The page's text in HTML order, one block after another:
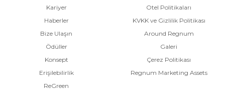
Kariyer
Haberler
Bize Ulaşın
Ödüller
Konsept
Erişilebilirlik
ReGreen
Otel Politikaları
KVKK ve Gizlilik Politikası
Around Regnum
Galeri
Çerez Politikası
Regnum Marketing Assets